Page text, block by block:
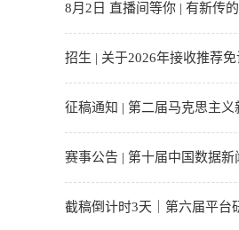
8月2日 直播间等你 | 有新传
招生 | 关于2026年接收推荐
征稿通知 | 第二届马克思主
赛事公告 | 第十届中国数据
截稿倒计时3天｜第六届平